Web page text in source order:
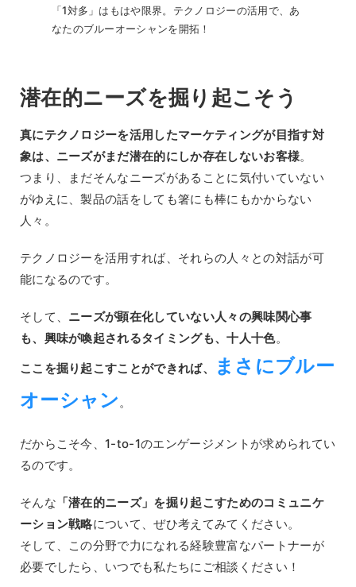
「1対多」はもはや限界。テクノロジーの活用で、あ
なたのブルーオーシャンを開拓！
潜在的ニーズを掘り起こそう
真にテクノロジーを活用したマーケティングが目指す対
象は、ニーズがまだ潜在的にしか存在しないお客様。
つまり、まだそんなニーズがあることに気付いていない
がゆえに、製品の話をしても箸にも棒にもかからない
人々。
テクノロジーを活用すれば、それらの人々との対話が可
能になるのです。
そして、 ニーズが顕在化していない人々の興味関心事
も、興味が喚起されるタイミングも、十人十色。
ここを掘り起こすことができれば、
まさにブルー
オーシャン。
だからこそ今、1-to-1のエンゲージメントが求められてい
るのです。
そんな 「潜在的ニーズ」を掘り起こすためのコミュニケ
ーション戦略について、ぜひ考えてみてください。
そして、この分野で力になれる経験豊富なパートナーが
必要でしたら、いつでも私たちにご相談ください！